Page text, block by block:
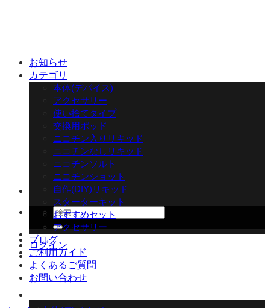
検
索
対
象:
ログイン
お知らせ
カテゴリ
本体(デバイス)
アクセサリー
使い捨てタイプ
交換用ポッド
ニコチン入りリキッド
ニコチンなしリキッド
ニコチンソルト
ニコチンショット
自作(DIY)リキッド
スターターキット
おすすめセット
アクセサリー
ブログ
ご利用ガイド
よくあるご質問
お問い合わせ